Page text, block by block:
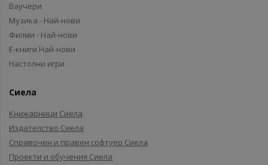
Ваучери
Музика - Най-нови
Филми - Най-нови
Е-книги Най-нови
Настолни игри
Сиела
Книжарници Сиела
Издателство Сиела
Справочен и правен софтуер Сиела
Проекти и обучения Сиела